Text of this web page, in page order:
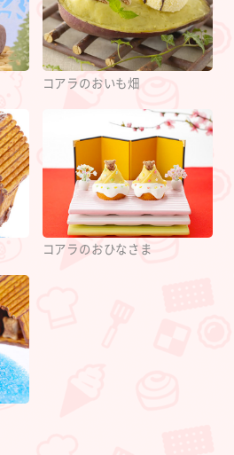
コアラのおいも畑
コアラのおひなさま